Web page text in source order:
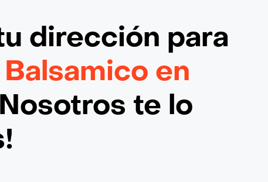
dirección para
Balsamico en
te lo